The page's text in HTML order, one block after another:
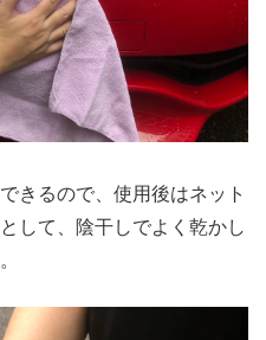
きるので、使用後はネット
して、陰干しでよく乾かし